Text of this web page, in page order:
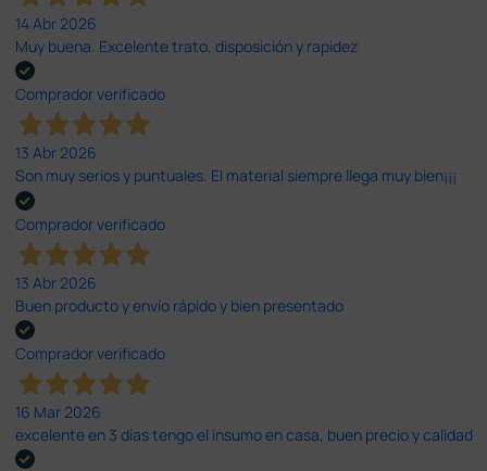
14 Abr 2026
Muy buena. Excelente trato, disposición y rapidez
Comprador verificado
13 Abr 2026
Son muy serios y puntuales. El material siempre llega muy bien¡¡¡
Comprador verificado
13 Abr 2026
Buen producto y envío rápido y bien presentado
Comprador verificado
16 Mar 2026
excelente en 3 días tengo el insumo en casa, buen precio y calidad